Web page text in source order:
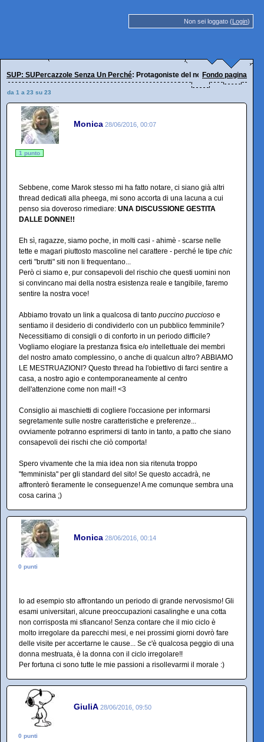
Non sei loggato (Login)
SUP: SUPercazzole Senza Un Perché: Protagoniste del nostro tempo... ;)
Fondo pagina
da 1 a 23 su 23
Monica 28/06/2016, 00:07
1 punto
Sebbene, come Marok stesso mi ha fatto notare, ci siano già altri
thread dedicati alla pheega, mi sono accorta di una lacuna a cui
penso sia doveroso rimediare: UNA DISCUSSIONE GESTITA
DALLE DONNE!!
Eh sì, ragazze, siamo poche, in molti casi - ahimè - scarse nelle
tette e magari piuttosto mascoline nel carattere - perché le tipe chic
certi "brutti" siti non li frequentano...
Però ci siamo e, pur consapevoli del rischio che questi uomini non
si convincano mai della nostra esistenza reale e tangibile, faremo
sentire la nostra voce!
Abbiamo trovato un link a qualcosa di tanto puccino puccioso e
sentiamo il desiderio di condividerlo con un pubblico femminile?
Necessitiamo di consigli o di conforto in un periodo difficile?
Vogliamo elogiare la prestanza fisica e/o intellettuale dei membri
del nostro amato complessino, o anche di qualcun altro? ABBIAMO
LE MESTRUAZIONI? Questo thread ha l'obiettivo di farci sentire a
casa, a nostro agio e contemporaneamente al centro
dell'attenzione come non mai!! <3
Consiglio ai maschietti di cogliere l'occasione per informarsi
segretamente sulle nostre caratteristiche e preferenze...
ovviamente potranno esprimersi di tanto in tanto, a patto che siano
consapevoli dei rischi che ciò comporta!
Spero vivamente che la mia idea non sia ritenuta troppo
"femminista" per gli standard del sito! Se questo accadrà, ne
affronterò fieramente le conseguenze! A me comunque sembra una
cosa carina ;)
Monica 28/06/2016, 00:14
0 punti
Io ad esempio sto affrontando un periodo di grande nervosismo! Gli
esami universitari, alcune preoccupazioni casalinghe e una cotta
non corrisposta mi sfiancano! Senza contare che il mio ciclo è
molto irregolare da parecchi mesi, e nei prossimi giorni dovrò fare
delle visite per accertarne le cause... Se c'è qualcosa peggio di una
donna mestruata, è la donna con il ciclo irregolare!!
Per fortuna ci sono tutte le mie passioni a risollevarmi il morale :)
GiuliA 28/06/2016, 09:50
0 punti